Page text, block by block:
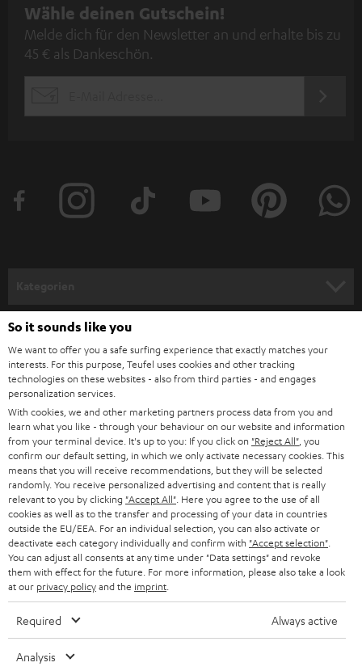
N
e
w
e
e
l
d
u
n
g
Wähle deinen Gutschein!
Melde dich für den Newsletter an und erhalte bis zu
45 € als Dankeschön.
HEIMKINO
HEIMKINO-KOMPLETTANLAGEN
SOUNDBARS
STEREO
SMART HOME
BLUETOOTH-LAUTSPRECHER
KOPFHÖRER
BLUETOOTH-KOPFHÖRER
LAUTSPRECHER
Unternehmen
SUPPORT
PRESSE & MARKETING
GESCHÄFTSKUNDEN
PARTNERPROGRAMM
BLOG
NEWSLETTER
STORES
DEINE VORTEILE BEI TEUFEL
Teufel Onlineshops
DEUTSCHLAND
ÖSTERREICH
SCHWEIZ
NIEDERLANDE
BELGIEN
So it sounds like you
We want to offer you a safe surfing experience that exactly matches your
interests. For this purpose, Teufel uses cookies and other tracking
technologies on these websites - also from third parties - and engages
personalization services.
With cookies, we and other marketing partners process data from you and
learn what you like - through your behaviour on our website and information
from your terminal device. It's up to you: If you click on "Reject All" , you
confirm our default setting, in which we only activate necessary cookies. This
means that you will receive recommendations, but they will be selected
randomly. You receive personalized advertising and content that is really
relevant to you by clicking "Accept All" . Here you agree to the use of all
cookies as well as to the transfer and processing of your data in countries
outside the EU/EEA. For an individual selection, you can also activate or
deactivate each category individually and confirm with "Accept selection"
You can adjust all consents at any time under "Data settings" and revoke
them with effect for the future. For more information, please also take a look
at our privacy policyand the imprint
Required Always active
Analysis